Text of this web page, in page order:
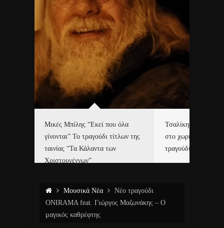
Μικές Μπίλης “Εκεί που όλα
γίνονται” Το τραγούδι τίτλων της
ταινίας “Τα Κάλαντα των
Χριστουγέννων”
Τσαλίκης,
στο χωριό του Άι
τραγούδι και video
Μουσικά Νέα
Νέο τραγούδι
ONIRAMA feat. Γιώργος Μαζωνάκης – Ο
μαγικός καθρέφτης